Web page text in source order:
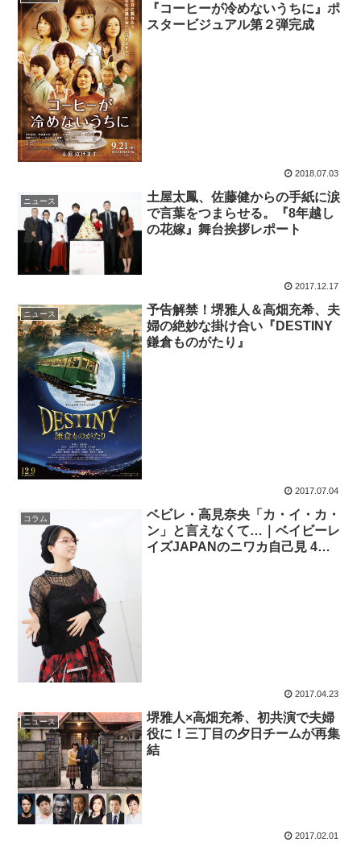
『コーヒーが冷めないうちに』ポ
スタービジュアル第２弾完成
2018.07.03
ニュース
土屋太鳳、佐藤健からの手紙に涙
で言葉をつまらせる。『8年越し
の花嫁』舞台挨拶レポート
2017.12.17
ニュース
予告解禁！堺雅人＆高畑充希、夫
婦の絶妙な掛け合い『DESTINY
鎌倉ものがたり』
2017.07.04
コラム
ベビレ・高見奈央「カ・イ・カ・
ン」と言えなくて…｜ベイビーレ
イズJAPANのニワカ自己見 4限
2017.04.23
ニュース
堺雅人×高畑充希、初共演で夫婦
役に！三丁目の夕日チームが再集
結
2017.02.01